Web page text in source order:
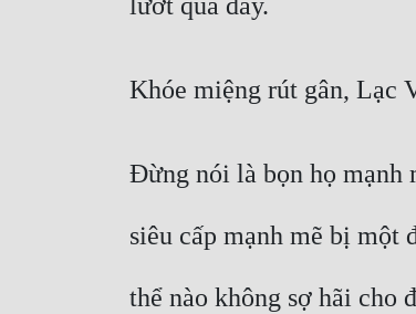
Khóe miệng rút gân, Lạc
Đừng nói là bọn họ mạnh
siêu cấp mạnh mẽ bị một
thể nào không sợ hãi cho